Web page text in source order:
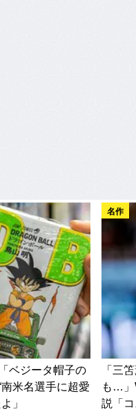
ベジータ帽子の
米名選手に超愛
」
名作
「三
も…」
説「